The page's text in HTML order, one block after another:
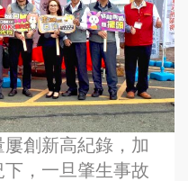
創新高紀錄，加
下，一旦肇生事故